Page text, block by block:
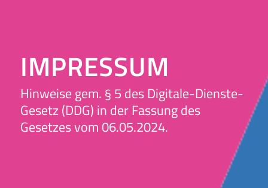
IMPRESSUM
Hinweise gem. § 5 des Digitale-Dienste-
Gesetz (DDG) in der Fassung des
Gesetzes vom 06.05.2024.